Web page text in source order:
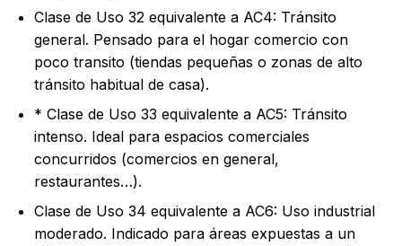
Clase de Uso 32 equivalente a AC4: Tránsito
general. Pensado para el hogar comercio con
poco transito (tiendas pequeñas o zonas de alto
tránsito habitual de casa).
* Clase de Uso 33 equivalente a AC5: Tránsito
intenso. Ideal para espacios comerciales
concurridos (comercios en general,
restaurantes…).
Clase de Uso 34 equivalente a AC6: Uso industrial
moderado. Indicado para áreas expuestas a un